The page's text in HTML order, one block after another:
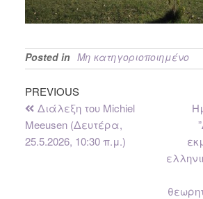
Posted in Μη κατηγοριοποιημένο
PREVIOUS
Διάλεξη του Michiel
Meeusen (Δευτέρα,
25.5.2026, 10:30 π.μ.)